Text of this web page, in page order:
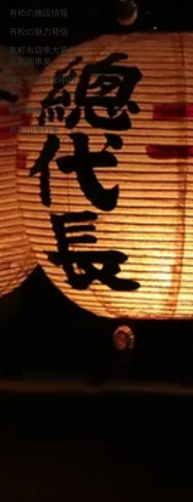
有松の施設情報
有松の魅力発信
東町布袋車大幕復
元新調事業
有松天満社年中行
事
献燈神事
有松山車行事